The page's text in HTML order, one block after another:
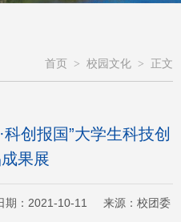
首页 > 校园文化 > 正文
创报国”大学生科技创
果展
期：2021-10-11 来源：校团委